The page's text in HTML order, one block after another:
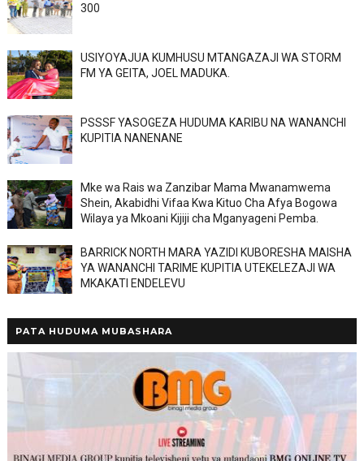
300
USIYOYAJUA KUMHUSU MTANGAZAJI WA STORM
FM YA GEITA, JOEL MADUKA.
PSSSF YASOGEZA HUDUMA KARIBU NA WANANCHI
KUPITIA NANENANE
Mke wa Rais wa Zanzibar Mama Mwanamwema
Shein, Akabidhi Vifaa Kwa Kituo Cha Afya Bogowa
Wilaya ya Mkoani Kijiji cha Mganyageni Pemba.
BARRICK NORTH MARA YAZIDI KUBORESHA MAISHA
YA WANANCHI TARIME KUPITIA UTEKELEZAJI WA
MKAKATI ENDELEVU
PATA HUDUMA MUBASHARA